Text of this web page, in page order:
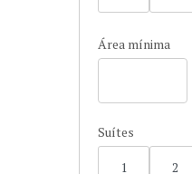
Área mínima
Suítes
1 2